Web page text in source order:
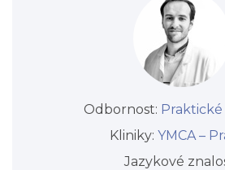
Odbornost:
Kliniky: YMCA –⁠⁠⁠⁠⁠⁠
Jazykové